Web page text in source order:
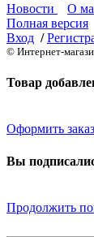
Новости
О
Полная версия
Вход /
© Интернет-
Товар
Оформить заказ
Вы
Продолжить